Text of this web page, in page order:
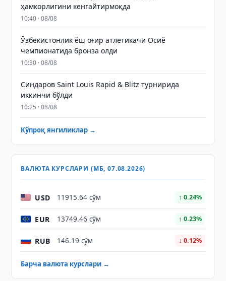
ҳамкорлигини кенгайтирмоқда
10:40 · 08/08
Ўзбекистонлик ёш оғир атлетикачи Осиё
чемпионатида бронза олди
10:30 · 08/08
Синдаров Saint Louis Rapid & Blitz турнирида
иккинчи бўлди
10:25 · 08/08
Кўпроқ янгиликлар →
ВАЛЮТА КУРСЛАРИ (МБ, 07.08.2026)
USD 11915.64 сўм ↑ 0.24%
EUR 13749.46 сўм ↑ 0.23%
RUB 146.19 сўм ↓ 0.12%
Барча валюта курслари →